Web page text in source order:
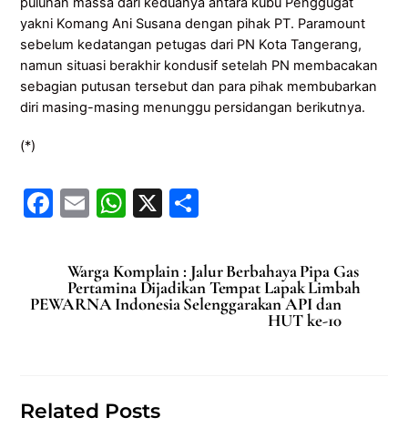
yakni Komang Ani Susana dengan pihak PT. Paramount
sebelum kedatangan petugas dari PN Kota Tangerang,
namun situasi berakhir kondusif setelah PN membacakan
sebagian putusan tersebut dan para pihak membubarkan
diri masing-masing menunggu persidangan berikutnya.
(*)
F
c
e
b
k
E
ai
l
W
at
s
A
X
ar
e
Warga Komplain : Jalur Berbahaya Pipa Gas
Pertamina Dijadikan Tempat Lapak Limbah
PEWARNA Indonesia Selenggarakan API dan
HUT ke-10
Related Posts